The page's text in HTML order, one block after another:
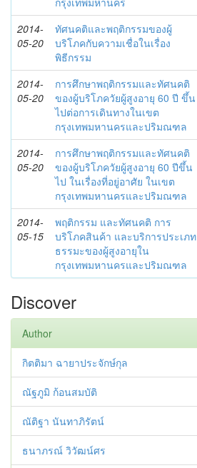
2014-
05-20
ทัศนคติและพฤติกรรมของผู้
บริโภคกับความเชื่อในเรื่อง
พิธีกรรม
2014-
05-20
การศึกษาพฤติกรรมและทัศนคติ
ของผู้บริโภควัยผู้สูงอายุ 60 ปี ขึ้น
ไปต่อการเดินทางในเขต
กรุงเทพมหานครและปริมณฑล
2014-
05-20
การศึกษาพฤติกรรมและทัศนคติ
ของผู้บริโภควัยผู้สูงอายุ 60 ปีขึ้น
ไป ในเรื่องที่อยู่อาศัย ในเขต
กรุงเทพมหานครและปริมณฑล
2014-
05-15
พฤติกรรม และทัศนคติ การ
บริโภคสินค้า และบริการประเภท
ธรรมะของผู้สูงอายุใน
กรุงเทพมหานครและปริมณฑล
Discover
Author
กิตติมา ฉายาประจักษ์กุล
ณัฐภูมิ ก้อนสมบัติ
ณัติฐา นันทาภิรัตน์
ธนาภรณ์ วิวัฒน์ศร